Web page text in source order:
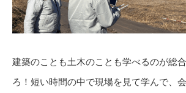
建築のことも土木のことも学べるのが総
ろ！短い時間の中で現場を見て学んで、